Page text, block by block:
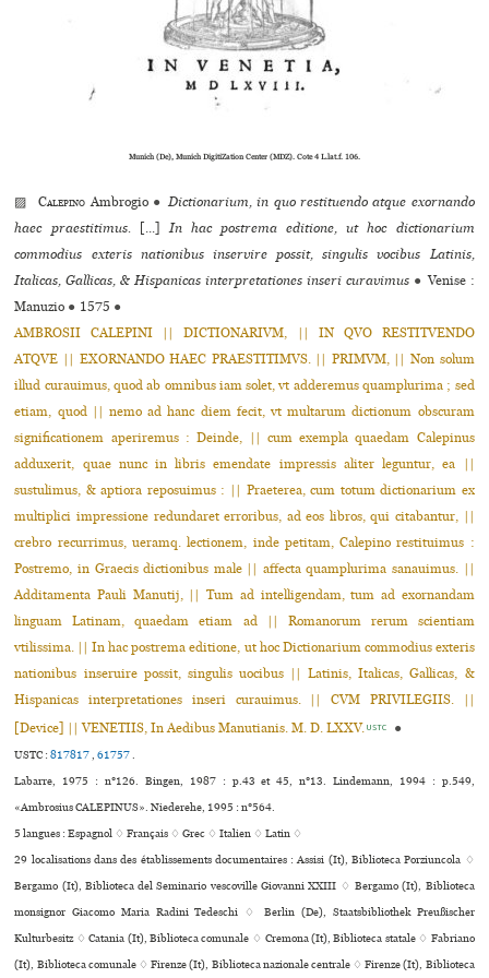
Munich (De), Munich DigitiZation Center (MDZ). Cote 4 L.lat.f. 106.
▨Calepino Ambrogio ● Dictionarium, in quo restituendo atque exornando
haec praestitimus.[...]In hac postrema editione, ut hoc dictionarium
commodius exteris nationibus inservire possit, singulis vocibus Latinis,
Italicas, Gallicas, & Hispanicas interpretationes inseri curavimus ● Venise :
Manuzio ● 1575 ●
AMBROSII CALEPINI || DICTIONARIVM, || IN QVO RESTITVENDO
ATQVE || EXORNANDO HAEC PRAESTITIMVS. || PRIMVM, || Non solum
illud curauimus, quod ab omnibus iam solet, vt adderemus quamplurima ; sed
etiam, quod || nemo ad hanc diem fecit, vt multarum dictionum obscuram
significationem aperiremus : Deinde, || cum exempla quaedam Calepinus
adduxerit, quae nunc in libris emendate impressis aliter leguntur, ea ||
sustulimus, & aptiora reposuimus : || Praeterea, cum totum dictionarium ex
multiplici impressione redundaret erroribus, ad eos libros, qui citabantur, ||
crebro recurrimus, ueramq. lectionem, inde petitam, Calepino restituimus :
Postremo, in Graecis dictionibus male || affecta quamplurima sanauimus. ||
Additamenta Pauli Manutij, || Tum ad intelligendam, tum ad exornandam
linguam Latinam, quaedam etiam ad || Romanorum rerum scientiam
vtilissima. || In hac postrema editione, ut hoc Dictionarium commodius exteris
nationibus inseruire possit, singulis uocibus || Latinis, Italicas, Gallicas, &
Hispanicas interpretationes inseri curauimus. || CVM PRIVILEGIIS. ||
[Device] || VENETIIS, In Aedibus Manutianis. M. D. LXXV. USTC ●
USTC :817817,61757.
Labarre, 1975 : n°126. Bingen, 1987 : p.43 et 45, n°13. Lindemann, 1994 : p.549,
«Ambrosius CALEPINUS». Niederehe, 1995 : n°564.
5 langues :Espagnol ♢Français ♢Grec ♢Italien ♢Latin ♢
29 localisations dans des établissements documentaires : Assisi (It), Biblioteca Porziuncola ♢
Bergamo (It), Biblioteca del Seminario ves­co­ville Giovanni XXIII ♢ Bergamo (It), Biblioteca
mon­si­gnor Giacomo Maria Radini Tedeschi ♢ Berlin (De), Staatsbibliothek Preußischer
Kulturbesitz ♢ Catania (It), Biblioteca comunale ♢ Cremona (It), Biblioteca sta­tale ♢ Fabriano
(It), Biblioteca comu­nale ♢ Firenze (It), Biblioteca nazio­nale cen­trale ♢ Firenze (It), Biblioteca